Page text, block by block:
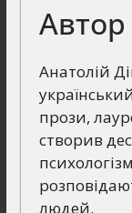
Автор
Анатолій
прози,
створив
людей.